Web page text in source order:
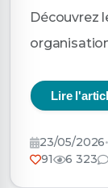
Découvrez
Lire
23/05/2026•
91
6 323